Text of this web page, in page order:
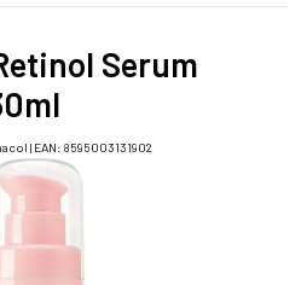
Serum
| EAN: 8595003131902